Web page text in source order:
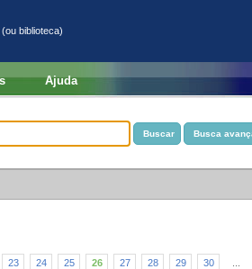
biblioteca)
Ajuda
23 24 25 26 27 28 29 30